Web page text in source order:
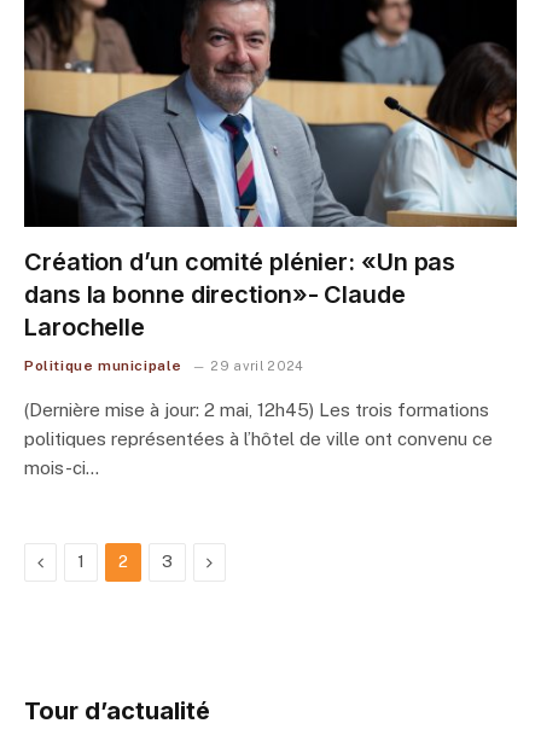
Création d’un comité plénier: «Un pas
dans la bonne direction»- Claude
Larochelle
Politique municipale 29 avril 2024
(Dernière mise à jour: 2 mai, 12h45) Les trois formations
politiques représentées à l’hôtel de ville ont convenu ce
mois-ci…
Previous
1 2 3 Next
Tour d’actualité